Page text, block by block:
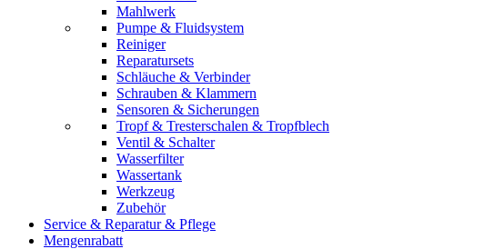
Mahlwerk
Pumpe & Fluidsystem
Reiniger
Reparatursets
Schläuche & Verbinder
Schrauben & Klammern
Sensoren & Sicherungen
Tropf & Tresterschalen & Tropfblech
Ventil & Schalter
Wasserfilter
Wassertank
Werkzeug
Zubehör
Service & Reparatur & Pflege
Mengenrabatt